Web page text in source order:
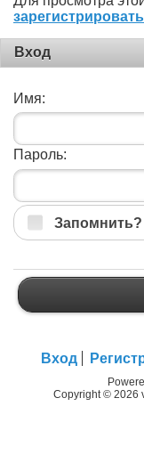
Вход
Имя:
Пароль:
Запомнить?
Вход
Copyright © 2026